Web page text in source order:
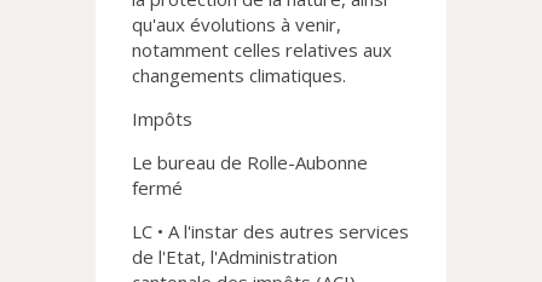
qu'aux évolutions à venir,
notamment celles relatives aux
changements climatiques.
Impôts
Le bureau de Rolle-Aubonne
fermé
LC • A l'instar des autres services
de l'Etat, l'Administration